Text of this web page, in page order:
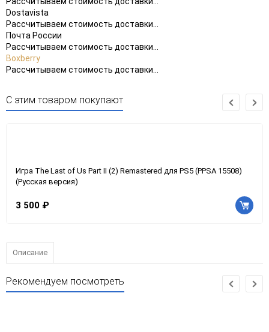
Dostavista
Рассчитываем стоимость доставки...
Почта России
Рассчитываем стоимость доставки...
Boxberry
Рассчитываем стоимость доставки...
С этим товаром покупают
Игра The Last of Us Part II (2) Remastered для PS5 (PPSA 15508)
(Русская версия)
3 500 ₽
Описание
Рекомендуем посмотреть